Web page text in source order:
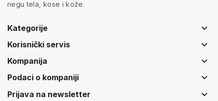
negu tela, kose i kože.
Kategorije keyboard_arrow_down
Korisnički servis keyboard_arrow_down
Kompanija keyboard_arrow_down
Podaci o kompaniji keyboard_arrow_down
Prijava na newsletter keyboard_arrow_down